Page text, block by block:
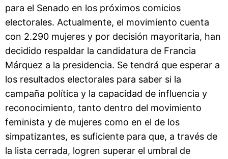
para el Senado en los próximos comicios
electorales. Actualmente, el movimiento cuenta
con 2.290 mujeres y por decisión mayoritaria, han
decidido respaldar la candidatura de Francia
Márquez a la presidencia. Se tendrá que esperar a
los resultados electorales para saber si la
campaña política y la capacidad de influencia y
reconocimiento, tanto dentro del movimiento
feminista y de mujeres como en el de los
simpatizantes, es suficiente para que, a través de
la lista cerrada, logren superar el umbral de